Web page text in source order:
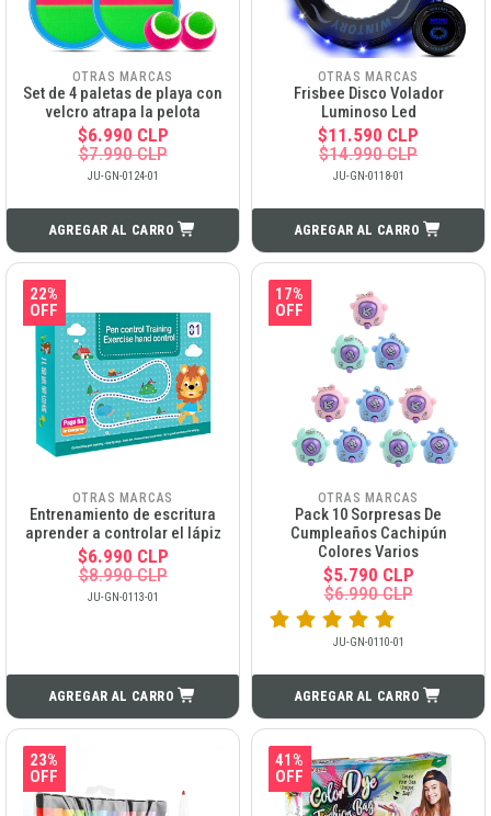
OTRAS MARCAS
Set de 4 paletas de playa con
velcro atrapa la pelota
$6.990 CLP
$7.990 CLP
JU-GN-0124-01
AGREGAR AL CARRO
OTRAS MARCAS
Frisbee Disco Volador
Luminoso Led
$11.590 CLP
$14.990 CLP
JU-GN-0118-01
AGREGAR AL CARRO
22%
OFF
OTRAS MARCAS
Entrenamiento de escritura
aprender a controlar el lápiz
$6.990 CLP
$8.990 CLP
JU-GN-0113-01
AGREGAR AL CARRO
17%
OFF
OTRAS MARCAS
Pack 10 Sorpresas De
Cumpleaños Cachipún
Colores Varios
$5.790 CLP
$6.990 CLP
JU-GN-0110-01
AGREGAR AL CARRO
23%
OFF
41%
OFF